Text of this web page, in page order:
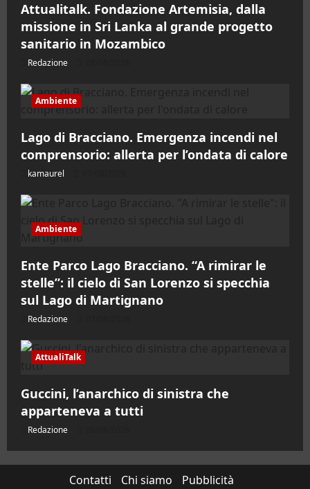
Attualitalk. Fondazione Artemisia, dalla
missione in Sri Lanka al grande progetto
sanitario in Mozambico
Redazione
Ambiente
Lago di Bracciano. Emergenza incendi nel
comprensorio: allerta per l’ondata di calore
kamaurel
Ambiente
Ente Parco Lago Bracciano. “A rimirar le
stelle”: il cielo di San Lorenzo si specchia
sul Lago di Martignano
Redazione
AttualiTalk
Guccini, l’anarchico di sinistra che
apparteneva a tutti
Redazione
Contatti Chi siamo
Pubblicità